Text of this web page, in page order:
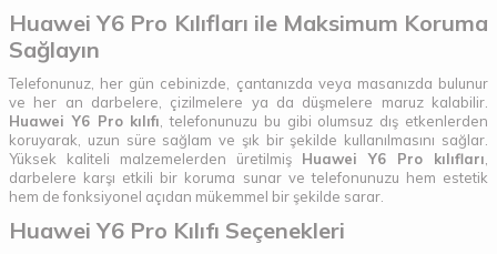
Huawei Y6 Pro Kılıfları ile Maksimum Koruma
Sağlayın
Telefonunuz, her gün cebinizde, çantanızda veya masanızda bulunur
ve her an darbelere, çizilmelere ya da düşmelere maruz kalabilir.
Huawei Y6 Pro kılıfı, telefonunuzu bu gibi olumsuz dış etkenlerden
koruyarak, uzun süre sağlam ve şık bir şekilde kullanılmasını sağlar.
Yüksek kaliteli malzemelerden üretilmiş Huawei Y6 Pro kılıfları,
darbelere karşı etkili bir koruma sunar ve telefonunuzu hem estetik
hem de fonksiyonel açıdan mükemmel bir şekilde sarar.
Huawei Y6 Pro Kılıfı Seçenekleri